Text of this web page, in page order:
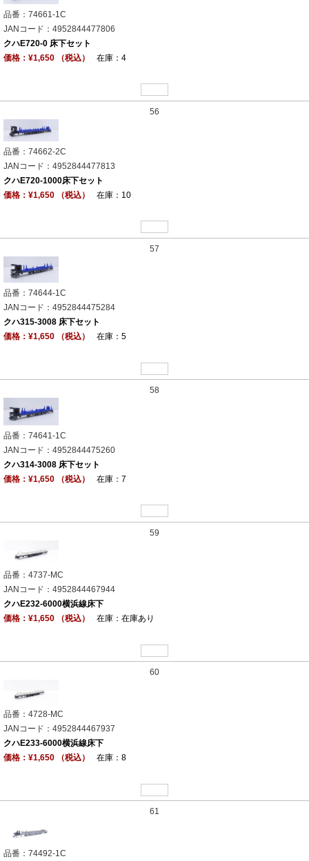
品番：74661-1C
JANコード：4952844477806
クハE720-0 床下セット
価格：¥1,650 （税込）
在庫：4
56
品番：74662-2C
JANコード：4952844477813
クハE720-1000床下セット
価格：¥1,650 （税込）
在庫：10
57
品番：74644-1C
JANコード：4952844475284
クハ315-3008 床下セット
価格：¥1,650 （税込）
在庫：5
58
品番：74641-1C
JANコード：4952844475260
クハ314-3008 床下セット
価格：¥1,650 （税込）
在庫：7
59
品番：4737-MC
JANコード：4952844467944
クハE232-6000横浜線床下
価格：¥1,650 （税込）
在庫：在庫あり
60
品番：4728-MC
JANコード：4952844467937
クハE233-6000横浜線床下
価格：¥1,650 （税込）
在庫：8
61
品番：74492-1C